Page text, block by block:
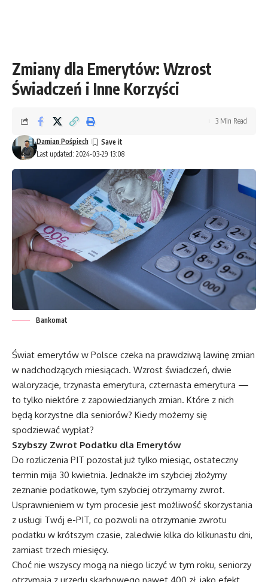
Zmiany dla Emerytów: Wzrost
Świadczeń i Inne Korzyści
Last updated: 2024-03-29 13:08
Damian Pośpiech
3 Min Read
Bankomat
Świat emerytów w Polsce czeka na prawdziwą lawinę zmian
w nadchodzących miesiącach. Wzrost świadczeń, dwie
waloryzacje, trzynasta emerytura, czternasta emerytura —
to tylko niektóre z zapowiedzianych zmian. Które z nich
będą korzystne dla seniorów? Kiedy możemy się
spodziewać wypłat?
Szybszy Zwrot Podatku dla Emerytów
Do rozliczenia PIT pozostał już tylko miesiąc, ostateczny
termin mija 30 kwietnia. Jednakże im szybciej złożymy
zeznanie podatkowe, tym szybciej otrzymamy zwrot.
Usprawnieniem w tym procesie jest możliwość skorzystania
z usługi Twój e-PIT, co pozwoli na otrzymanie zwrotu
podatku w krótszym czasie, zaledwie kilka do kilkunastu dni,
zamiast trzech miesięcy.
Choć nie wszyscy mogą na niego liczyć w tym roku, seniorzy